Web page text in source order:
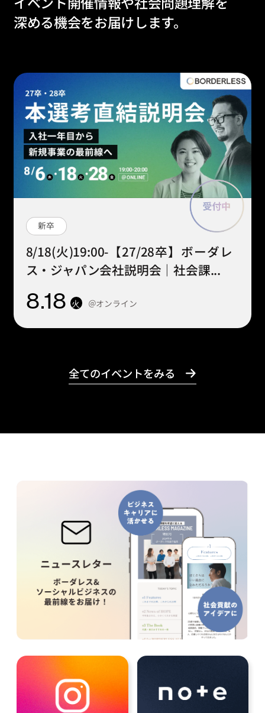
深める機会をお届けします。
新卒
8/18(火)19:00-【27/28卒】ボーダレ
ス・ジャパン会社説明会｜社会課...
8.18 火 ＠オンライン
全てのイベントをみる